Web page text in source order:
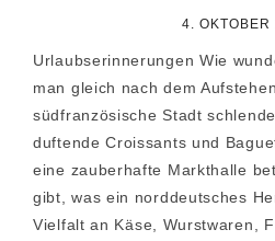
4. OKTOBER
Urlaubserinnerungen Wie
man gleich nach dem
südfranzösische Stadt
duftende Croissants und
eine zauberhafte Markthalle
gibt, was ein norddeutsches
Vielfalt an Käse, Wurstwaren,